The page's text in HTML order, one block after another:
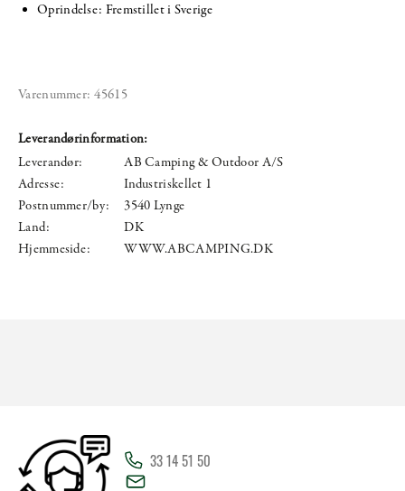
Oprindelse: Fremstillet i Sverige
Varenummer: 45615
Leverandørinformation:
Leverandør:
AB Camping & Outdoor A/S
Adresse:
Industriskellet 1
Postnummer/by:
3540 Lynge
Land:
DK
Hjemmeside:
WWW.ABCAMPING.DK
33 14 51 50